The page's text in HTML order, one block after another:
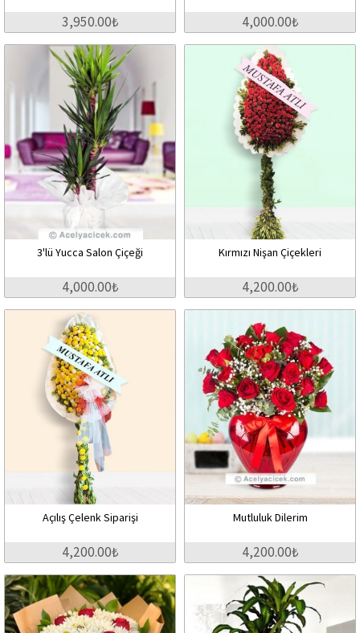
3,950.00₺ 4,000.00₺
3'lü Yucca Salon Çiçeği
4,000.00₺
Kırmızı Nişan Çiçekleri
4,200.00₺
Açılış Çelenk Siparişi
4,200.00₺
Mutluluk Dilerim
4,200.00₺